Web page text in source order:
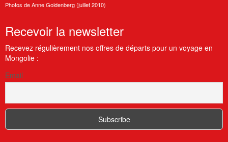
Photos de Anne Goldenberg (juillet 2010)
Recevoir la newsletter
Recevez régulièrement nos offres de départs pour un voyage en
Mongolie :
Email